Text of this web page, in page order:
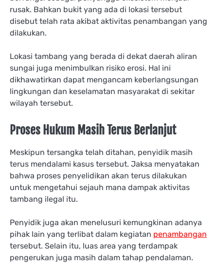
rusak. Bahkan bukit yang ada di lokasi tersebut
disebut telah rata akibat aktivitas penambangan yang
dilakukan.
Lokasi tambang yang berada di dekat daerah aliran
sungai juga menimbulkan risiko erosi. Hal ini
dikhawatirkan dapat mengancam keberlangsungan
lingkungan dan keselamatan masyarakat di sekitar
wilayah tersebut.
Proses Hukum Masih Terus Berlanjut
Meskipun tersangka telah ditahan, penyidik masih
terus mendalami kasus tersebut. Jaksa menyatakan
bahwa proses penyelidikan akan terus dilakukan
untuk mengetahui sejauh mana dampak aktivitas
tambang ilegal itu.
Penyidik juga akan menelusuri kemungkinan adanya
pihak lain yang terlibat dalam kegiatan penambangan
tersebut. Selain itu, luas area yang terdampak
pengerukan juga masih dalam tahap pendalaman.